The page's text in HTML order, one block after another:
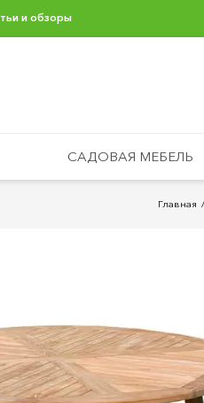
и обзоры
САДОВАЯ МЕБЕЛЬ
Главная